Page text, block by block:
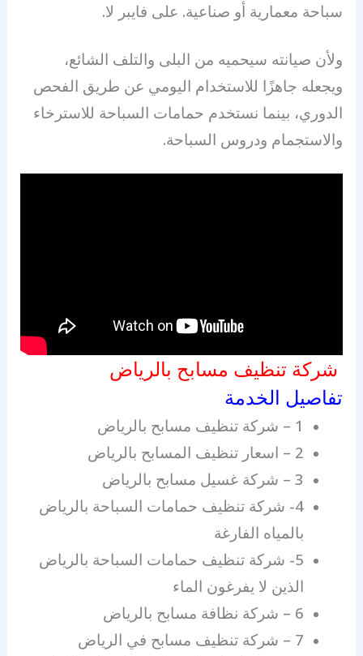
سباحة معمارية أو صناعية. على فايبر لا.
ولأن صيانته سيحميه من البلى والتلف الشائع،
ويجعله جاهزًا للاستخدام اليومي عن طريق الفحص
الدوري، بينما نستخدم حمامات السباحة للاسترخاء
والاستجمام ودروس السباحة.
شركة تنظيف مسابح بالرياض
تفاصيل الخدمة
1 – شركة تنظيف مسابح بالرياض
2 – اسعار تنظيف المسابح بالرياض
3 – شركة غسيل مسابح بالرياض
4- شركة تنظيف حمامات السباحة بالرياض
بالمياه الفارغة
5- شركة تنظيف حمامات السباحة بالرياض
الذين لا يفرغون الماء
6 – شركة نظافة مسابح بالرياض
7 – شركة تنظيف مسابح في الرياض